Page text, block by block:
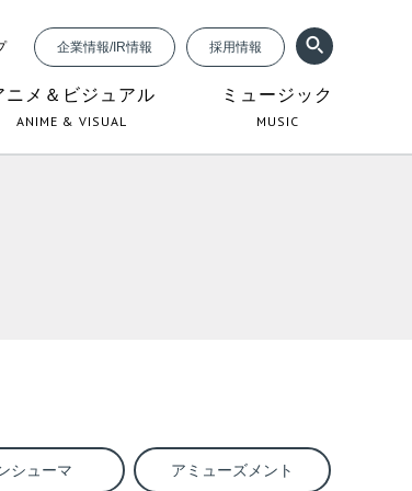
企業情報/IR情報 採用情報
ニメ＆ビジュアル
ANIME & VISUAL
ミュージック
MUSIC
シューマ アミューズメント